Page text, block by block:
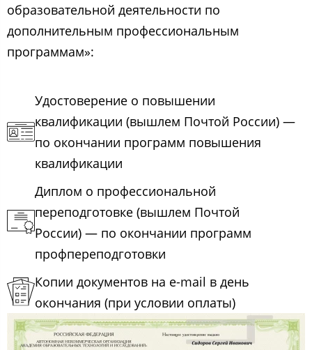
образовательной деятельности по
дополнительным профессиональным
программам»:
Удостоверение о повышении
квалификации (вышлем Почтой России) —
по окончании программ повышения
квалификации
Диплом о профессиональной
переподготовке (вышлем Почтой
России) — по окончании программ
профпереподготовки
Копии документов на e-mail в день
окончания (при условии оплаты)